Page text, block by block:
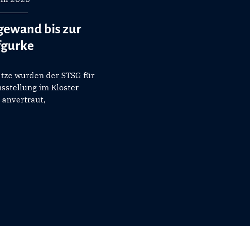
bis zur
wurden der STSG für
im Kloster
anvertraut,